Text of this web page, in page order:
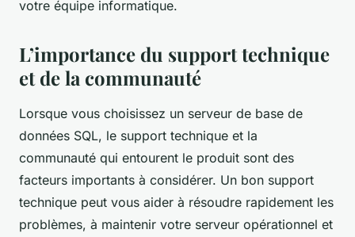
votre équipe informatique.
L’importance du support technique
et de la communauté
Lorsque vous choisissez un serveur de base de
données SQL, le support technique et la
communauté qui entourent le produit sont des
facteurs importants à considérer. Un bon support
technique peut vous aider à résoudre rapidement les
problèmes, à maintenir votre serveur opérationnel et